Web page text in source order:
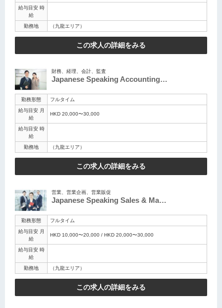
給与目安 時
給
勤務地
（九龍エリア）
この求人の詳細をみる
財務、経理、会計、監査
Japanese Speaking Accounting…
勤務形態
フルタイム
給与目安 月
給
HKD 20,000〜30,000
給与目安 時
給
勤務地
（九龍エリア）
この求人の詳細をみる
営業、営業企画、営業販促
Japanese Speaking Sales & Ma…
勤務形態
フルタイム
給与目安 月
給
HKD 10,000〜20,000 / HKD 20,000〜30,000
給与目安 時
給
勤務地
（九龍エリア）
この求人の詳細をみる